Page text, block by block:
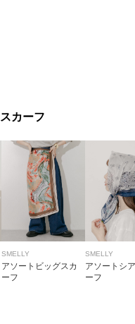
カーフ
SMELLY
アソートビッグスカ
ーフ
SMELLY
アソートシ
ーフ